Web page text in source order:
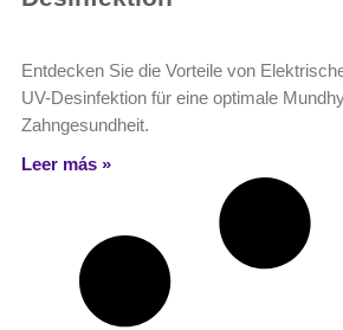
Entdecken Sie die Vorteile von
UV-Desinfektion für eine optimale
Zahngesundheit.
Leer más »